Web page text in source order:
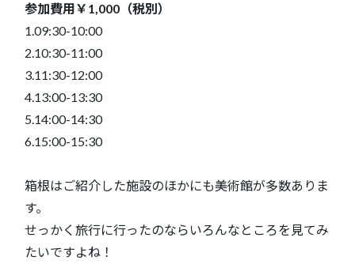
参加費用￥1,000（税別）
1.09:30-10:00
2.10:30-11:00
3.11:30-12:00
4.13:00-13:30
5.14:00-14:30
6.15:00-15:30
箱根はご紹介した施設のほかにも美術館が多数ありま
す。
せっかく旅行に行ったのならいろんなところを見てみ
たいですよね！